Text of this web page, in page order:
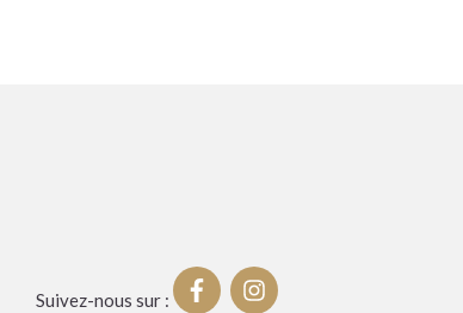
Suivez-nous sur :